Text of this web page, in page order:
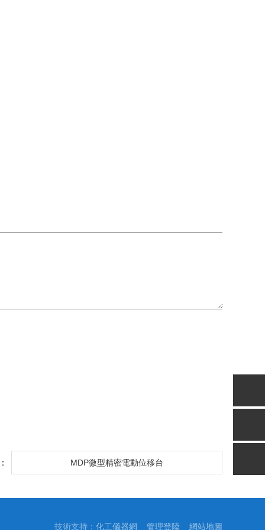
MDP微型精密電動位移台
技術支持： 化工儀器網 管理登陸 網站地圖